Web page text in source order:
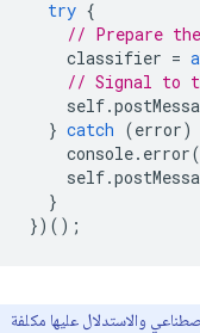
try
// Prepare
classifier
// Signal
self.
} catch (
console.
self.
})();
والاستدلال عليها مكلفة